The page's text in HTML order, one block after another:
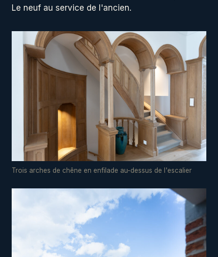
Le neuf au service de l'ancien.
Trois arches de chêne en enfilade au-dessus de l'escalier